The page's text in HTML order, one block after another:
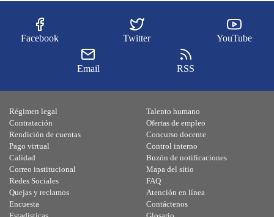
Facebook Twitter YouTube
Email RSS
Régimen legal
Contratación
Rendición de cuentas
Pago virtual
Calidad
Talento humano
Ofertas de empleo
Concurso docente
Control interno
Buzón de notificaciones
Correo institucional
Redes Sociales
Quejas y reclamos
Encuesta
Mapa del sitio
FAQ
Atención en línea
Contáctenos